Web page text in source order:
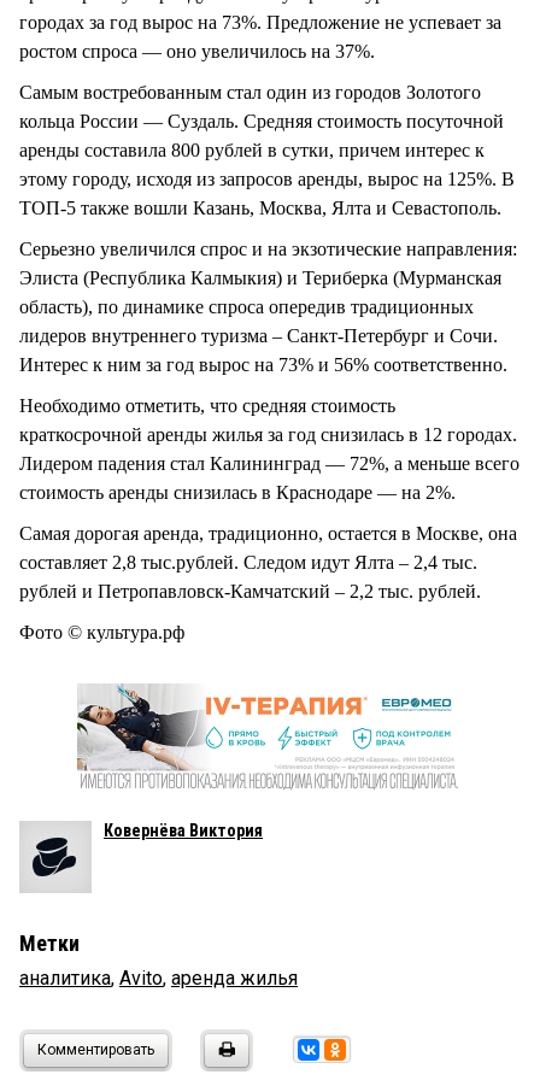
городах за год вырос на 73%. Предложение не успевает за
ростом спроса — оно увеличилось на 37%.
Самым востребованным стал один из городов Золотого
кольца России — Суздаль. Средняя стоимость посуточной
аренды составила 800 рублей в сутки, причем интерес к
этому городу, исходя из запросов аренды, вырос на 125%. В
ТОП-5 также вошли Казань, Москва, Ялта и Севастополь.
Серьезно увеличился спрос и на экзотические направления:
Элиста (Республика Калмыкия) и Териберка (Мурманская
область), по динамике спроса опередив традиционных
лидеров внутреннего туризма – Санкт-Петербург и Сочи.
Интерес к ним за год вырос на 73% и 56% соответственно.
Необходимо отметить, что средняя стоимость
краткосрочной аренды жилья за год снизилась в 12 городах.
Лидером падения стал Калининград — 72%, а меньше всего
стоимость аренды снизилась в Краснодаре — на 2%.
Самая дорогая аренда, традиционно, остается в Москве, она
составляет 2,8 тыс.рублей. Следом идут Ялта – 2,4 тыс.
рублей и Петропавловск-Камчатский – 2,2 тыс. рублей.
Фото © культура.рф
Ковернёва Виктория
Метки
аналитика, Avito, аренда жилья
Комментировать